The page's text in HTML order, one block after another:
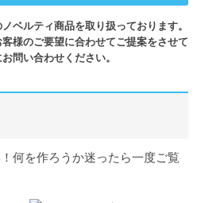
ベルティ商品を取り扱っております。
様のご要望に合わせてご提案をさせて
問い合わせください。
何を作ろうか迷ったら一度ご覧